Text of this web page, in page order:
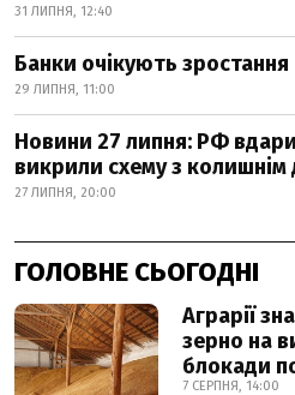
31 ЛИПНЯ, 12:40
Банки очікують
29 ЛИПНЯ, 11:00
Новини 27 липня: РФ
викрили схему з
27 ЛИПНЯ, 20:00
ГОЛОВНЕ СЬОГОДНІ
Аграрії
зерно на
блокади
7 СЕРПНЯ, 14:00